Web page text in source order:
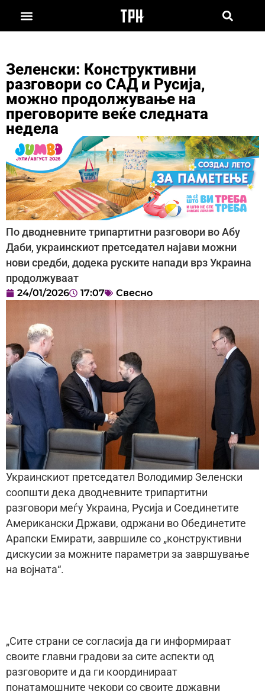
Зеленски: Конструктивни
разговори со САД и Русија,
можно продолжување на
преговорите веќе следната
недела
По дводневните трипартитни разговори во Абу
Даби, украинскиот претседател најави можни
нови средби, додека руските напади врз Украина
продолжуваат
24/01/2026 17:07 Свесно
Украинскиот претседател Володимир Зеленски
соопшти дека дводневните трипартитни
разговори меѓу Украина, Русија и Соединетите
Американски Држави, одржани во Обединетите
Арапски Емирати, завршиле со „конструктивни
дискусии за можните параметри за завршување
на војната“.
„Сите страни се согласија да ги информираат
своите главни градови за сите аспекти од
разговорите и да ги координираат
понатамошните чекори со своите државни